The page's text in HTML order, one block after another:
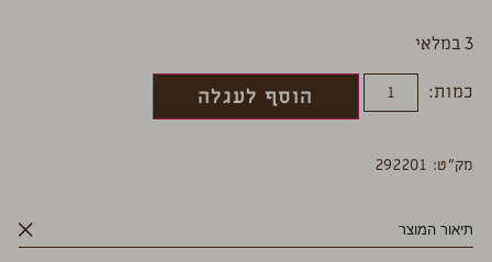
3 במלאי
כמות:
הוסף לעגלה
מק”ט: 292201
תיאור המוצר